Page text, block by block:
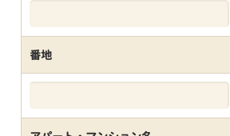
番地